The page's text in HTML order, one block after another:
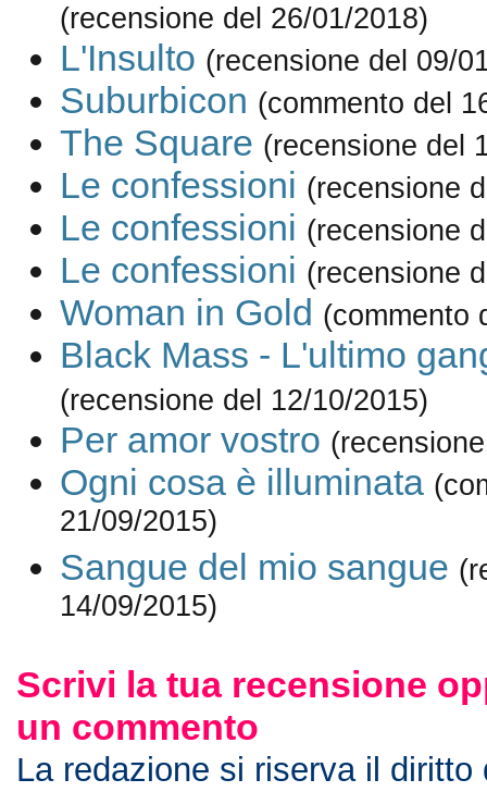
(recensione del 26/01/2018)
L'Insulto (recensione del 09/
Suburbicon (commento del
The Square (recensione del
Le confessioni (recensione
Le confessioni (recensione
Le confessioni (recensione
Woman in Gold (commento
Black Mass - L'ultimo
(recensione del 12/10/2015)
Per amor vostro
Ogni cosa è illuminata
21/09/2015)
Sangue del mio sangue
14/09/2015)
Scrivi la tua recensione
un commento
La redazione si riserva il diritto